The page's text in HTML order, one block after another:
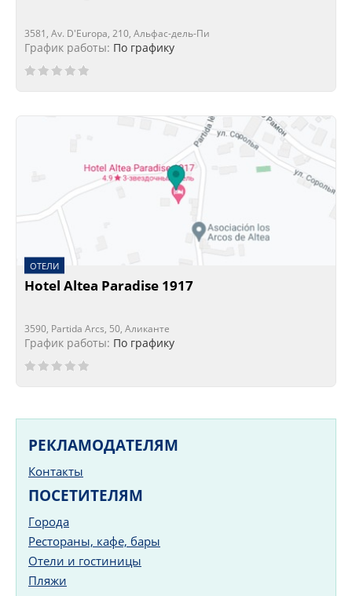
3581, Av. D'Europa, 210, Альфас-дель-Пи
График работы: По графику
ОТЕЛИ
Hotel Altea Paradise 1917
3590, Partida Arcs, 50, Аликанте
График работы: По графику
РЕКЛАМОДАТЕЛЯМ
Контакты
ПОСЕТИТЕЛЯМ
Города
Рестораны, кафе, бары
Отели и гостиницы
Пляжи